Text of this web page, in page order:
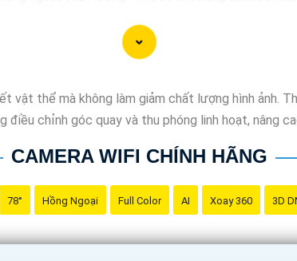
xứ của sản phẩm trước khi mua nhé để
thể mà không làm giảm chất lượng hình ảnh.
chỉnh góc quay và thu phóng linh hoạt, nâng
CAMERA WIFI CHÍNH HÃNG
78° Hồng Ngoại Full Color AI Xoay 360 3D